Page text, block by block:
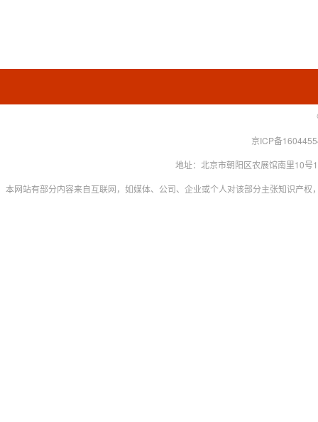
京ICP备
地址：北京市朝阳区农展馆南里10
本网站有部分内容来自互联网，如媒体、公司、企业或个人对该部分主张知识产